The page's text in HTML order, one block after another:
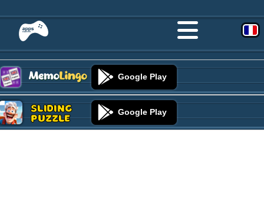
Google Play
Sliding
Puzzle Google Play